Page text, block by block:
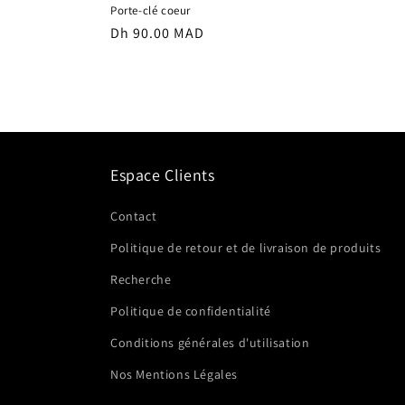
Porte-clé coeur
Prix
Dh 90.00 MAD
Espace Clients
Contact
Politique de retour et de livraison de produits
Recherche
Politique de confidentialité
Conditions générales d'utilisation
Nos Mentions Légales